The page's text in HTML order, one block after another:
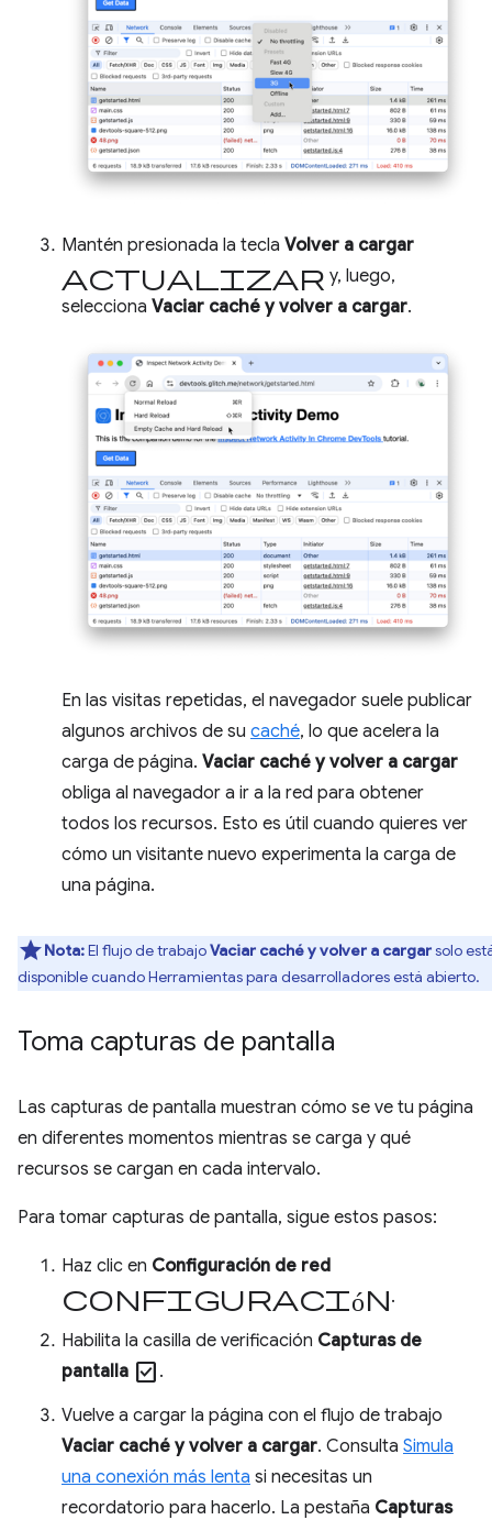
Mantén presionada la tecla Volver a cargar
actualizar y, luego,
selecciona Vaciar caché y volver a cargar.
En las visitas repetidas, el navegador suele publicar
algunos archivos de su caché, lo que acelera la
carga de página. Vaciar caché y volver a cargar
obliga al navegador a ir a la red para obtener
todos los recursos. Esto es útil cuando quieres ver
cómo un visitante nuevo experimenta la carga de
una página.
Nota:El flujo de trabajoVaciar caché y volver a cargarsolo
disponible cuando Herramientas para desarrolladores está abierto.
Toma capturas de pantalla
Las capturas de pantalla muestran cómo se ve tu página
en diferentes momentos mientras se carga y qué
recursos se cargan en cada intervalo.
Para tomar capturas de pantalla, sigue estos pasos:
Haz clic en Configuración de red
configuración.
Habilita la casilla de verificación Capturas de
pantalla check_box .
Vuelve a cargar la página con el flujo de trabajo
Vaciar caché y volver a cargar. Consulta Simula
una conexión más lenta si necesitas un
recordatorio para hacerlo. La pestaña Capturas